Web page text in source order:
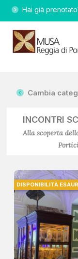
Hai già
Cambia
INCONTRI
Alla scoperta
DISPONIBILITÀ